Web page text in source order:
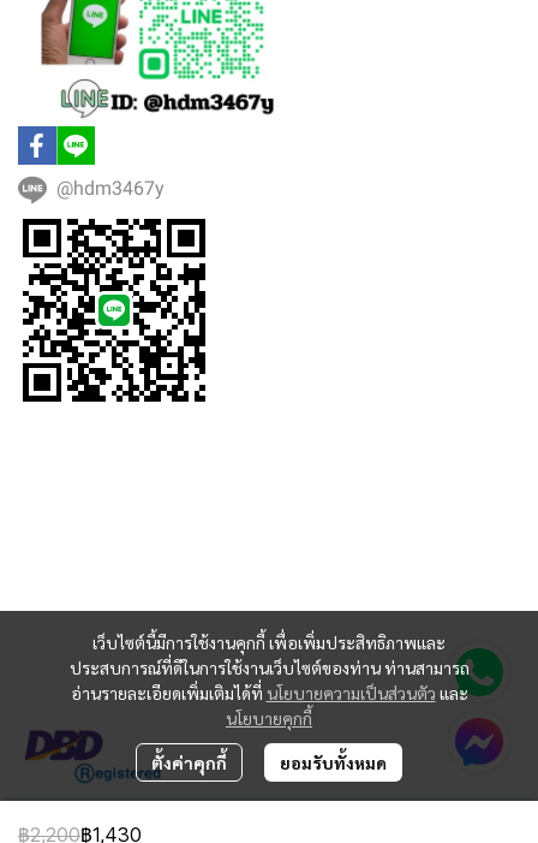
฿2,200฿1,430
เว็บไซต์นี้มีการใช้งานคุกกี้ เพื่อเพิ่มประสิทธิภาพและ
ประสบการณ์ที่ดีในการใช้งานเว็บไซต์ของท่าน ท่านสามารถ
อ่านรายละเอียดเพิ่มเติมได้ที่ นโยบายความเป็นส่วนตัว และ
นโยบายคุกกี้
ตั้งค่าคุกกี้ ยอมรับทั้งหมด
@hdm3467y